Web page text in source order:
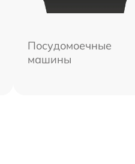
Посудомоечные
машины